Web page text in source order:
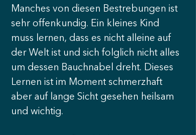
Manches von diesen Bestrebungen ist
sehr offenkundig. Ein kleines Kind
muss lernen, dass es nicht alleine auf
der Welt ist und sich folglich nicht alles
um dessen Bauchnabel dreht. Dieses
Lernen ist im Moment schmerzhaft
aber auf lange Sicht gesehen heilsam
und wichtig.